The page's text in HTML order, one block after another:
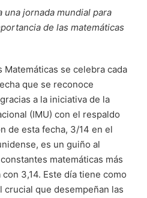
una jornada mundial para
de las matemáticas
Matemáticas se celebra cada
que se reconoce
a la iniciativa de la
(IMU) con el respaldo
de esta fecha, 3/14 en el
es un guiño al
matemáticas más
3,14. Este día tiene como
que desempeñan las